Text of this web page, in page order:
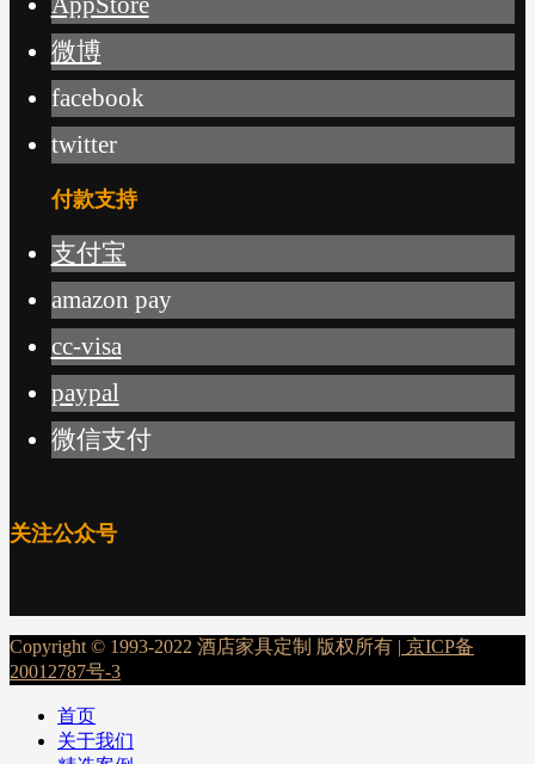
微博
facebook
twitter
付款支持
支付宝
amazon pay
cc-visa
paypal
微信支付
关注公众号
Copyright © 1993-2022 酒店家具定制 版权所有 | 京ICP备
20012787号-3
首页
关于我们